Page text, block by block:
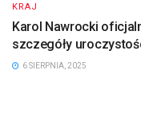
KRAJ
Karol Nawrocki
szczegóły
6 SIERPNIA, 2025